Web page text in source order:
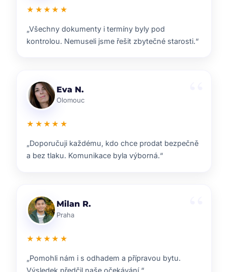
★★★★★
„Od prvního setkání bylo jasné, že ví, co dělají.
Prodej proběhl hladce a za dobrou cenu.“
Lenka T.
Plzeň
★★★★★
„Velmi příjemná spolupráce. Každý krok nám
vysvětlili a vždy jsme věděli, co nás čeká.“
Ondřej S.
Liberec
★★★★★
„ZOO reality nám pomohli s prodejem domu i s
navazujícím hledáním nového bydlení.“